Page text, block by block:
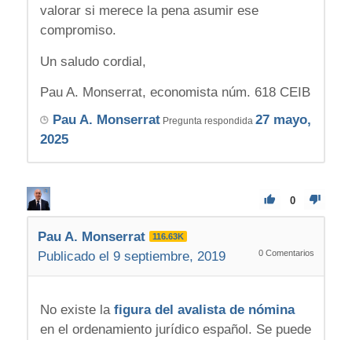
valorar si merece la pena asumir ese
compromiso.
Un saludo cordial,
Pau A. Monserrat, economista núm. 618 CEIB
Pau A. MonserratPregunta respondida 27 mayo,
2025
0
Pau A. Monserrat 116.63K
Publicado el 9 septiembre, 2019 0 Comentarios
No existe la figura del avalista de nómina
en el ordenamiento jurídico español. Se puede